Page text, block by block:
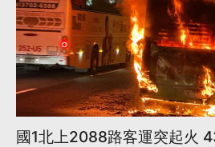
國1北上2088路客運突起火